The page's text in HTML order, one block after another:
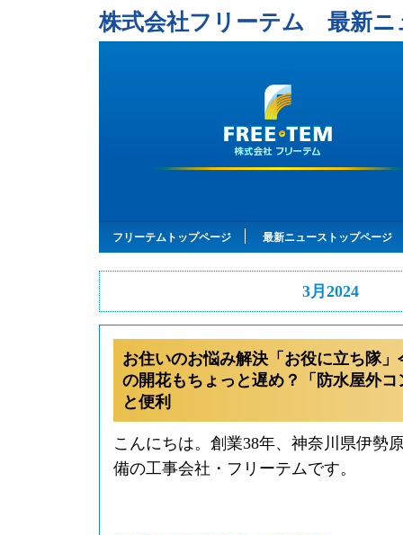
株式会社フリーテム 最新ニ
フリーテムトップページ 最新ニューストップページ
3月2024
お住いのお悩み解決「お役に立ち隊
の開花もちょっと遅め？「防水屋外
と便利
こんにちは。創業38年、神奈川県伊勢
備の工事会社・フリーテムです。